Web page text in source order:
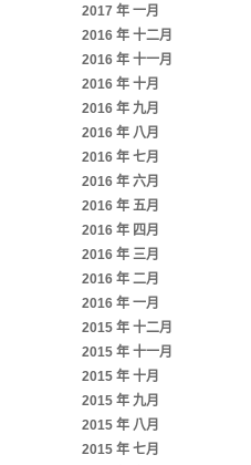
2017 年 一月
2016 年 十二月
2016 年 十一月
2016 年 十月
2016 年 九月
2016 年 八月
2016 年 七月
2016 年 六月
2016 年 五月
2016 年 四月
2016 年 三月
2016 年 二月
2016 年 一月
2015 年 十二月
2015 年 十一月
2015 年 十月
2015 年 九月
2015 年 八月
2015 年 七月